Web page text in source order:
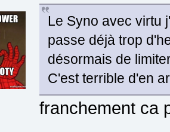
Le Syno avec virtu
passe déjà trop
désormais de
C'est terrible d'en
franchement ca